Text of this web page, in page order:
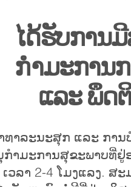
ໄດ້ຮັບການ
ກຳມະການ
ແລະ ພຶດ
າລະນະສຸກ ແລະ ການ
ຳມະການສຸຂະພາບທີ່ຢູ່
ເວລາ 2-4 ໂມງແລງ.